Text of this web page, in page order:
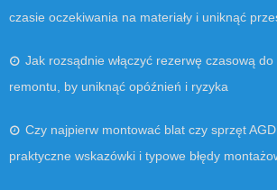
czasie oczekiwania na materiały i uniknąć
Jak rozsądnie włączyć rezerwę czasową
remontu, by uniknąć opóźnień i ryzyka
Czy najpierw montować blat czy sprzęt
praktyczne wskazówki i typowe błędy